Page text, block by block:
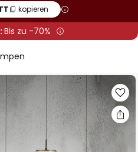
kopieren
Bis zu -70%